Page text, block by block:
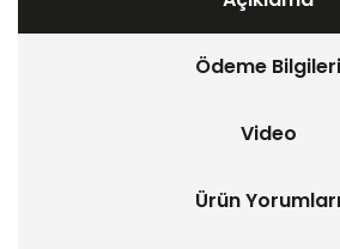
Ödeme Bilgileri
Video
Ürün Yorumları